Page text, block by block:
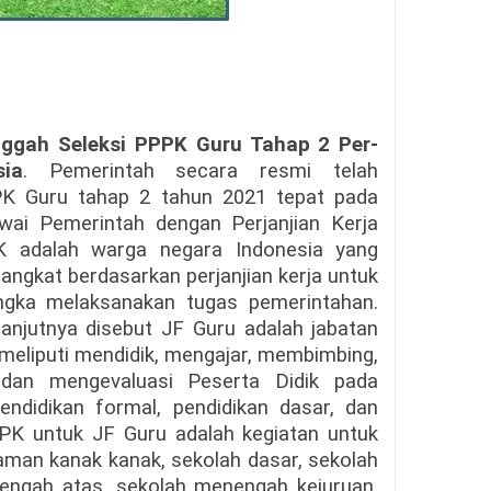
Seleksi PPPK Guru Tahap 2 Per-
. Pemerintah secara resmi telah
Guru tahap 2 tahun 2021 tepat pada
Pemerintah dengan Perjanjian Kerja
adalah warga negara Indonesia yang
berdasarkan perjanjian kerja untuk
melaksanakan tugas pemerintahan.
disebut JF Guru adalah jabatan
mendidik, mengajar, membimbing,
mengevaluasi Peserta Didik pada
formal, pendidikan dasar, dan
untuk JF Guru adalah kegiatan untuk
kanak kanak, sekolah dasar, sekolah